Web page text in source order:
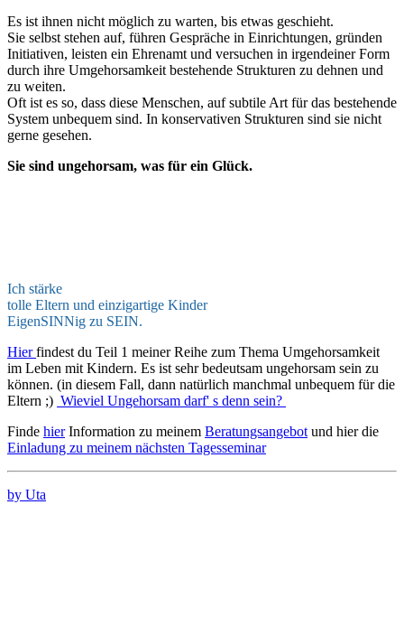
Es ist ihnen nicht möglich zu warten, bis etwas geschieht.
Sie selbst stehen auf, führen Gespräche in Einrichtungen, gründen
Initiativen, leisten ein Ehrenamt und versuchen in irgendeiner Form
durch ihre Umgehorsamkeit bestehende Strukturen zu dehnen und
zu weiten.
Oft ist es so, dass diese Menschen, auf subtile Art für das bestehende
System unbequem sind. In konservativen Strukturen sind sie nicht
gerne gesehen.
Sie sind ungehorsam, was für ein Glück.
Ich stärke
tolle Eltern und einzigartige Kinder
EigenSINNig zu SEIN.
Hierfindest du Teil 1 meiner Reihe zum Thema Umgehorsamkeit
im Leben mit Kindern. Es ist sehr bedeutsam ungehorsam sein zu
können. (in diesem Fall, dann natürlich manchmal unbequem für die
Eltern ;) Wieviel Ungehorsam darf' s denn sein?
Finde hierInformation zu meinem Beratungsangebot und hier die
Einladung zu meinem nächsten Tagesseminar
by Uta